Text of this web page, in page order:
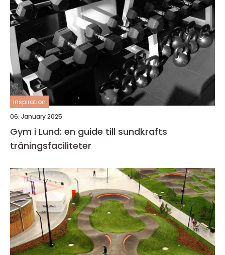
inspiration
06. January 2025
Gym i Lund: en guide till sundkrafts
träningsfaciliteter